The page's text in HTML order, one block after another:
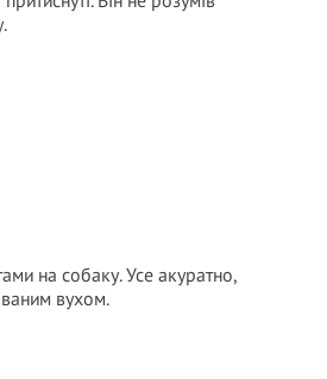
на собаку. Усе акуратно,
вухом.